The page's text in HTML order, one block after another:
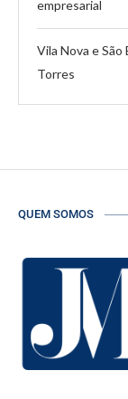
empresarial
Vila Nova e
Torres
QUEM SOMOS